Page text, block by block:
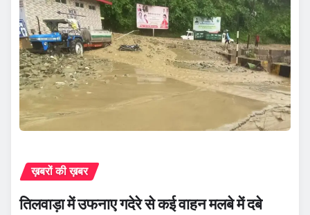
ख़बरों की ख़बर
तिलवाड़ा में उफनाए गदेरे से कई वाहन मलबे में दबे